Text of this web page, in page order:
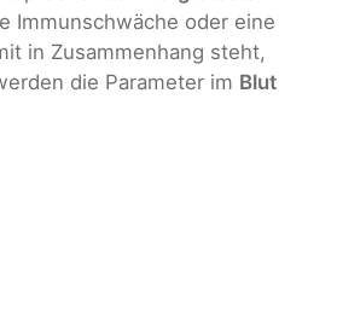
Immunschwäche oder eine
in Zusammenhang steht,
die Parameter im Blut